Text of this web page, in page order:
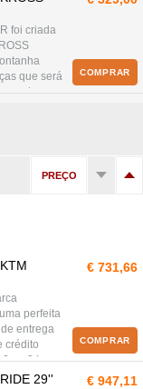
com o
KTM
foi criada
que será
para
COMPRAR
PREÇO
perfeita
entrega
crédito
ou 24
€ 731,66
COMPRAR
29'' € 947,11